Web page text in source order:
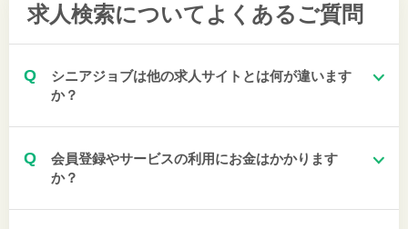
求人検索について よくあるご質問
Q
シニアジョブは他の求人サイトとは何が違います
か？
Q
会員登録やサービスの利用にお金はかかります
か？